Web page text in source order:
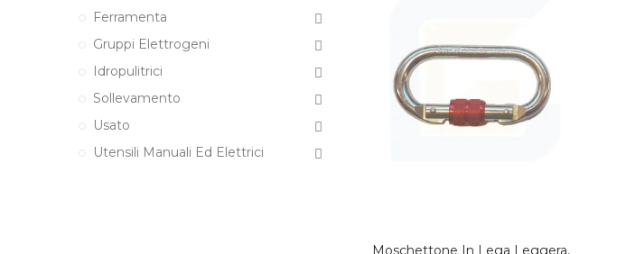
Moschettone In Lega Leggera,
Ferramenta
Gruppi Elettrogeni
Idropulitrici
Sollevamento
Usato
Utensili Manuali Ed Elettrici